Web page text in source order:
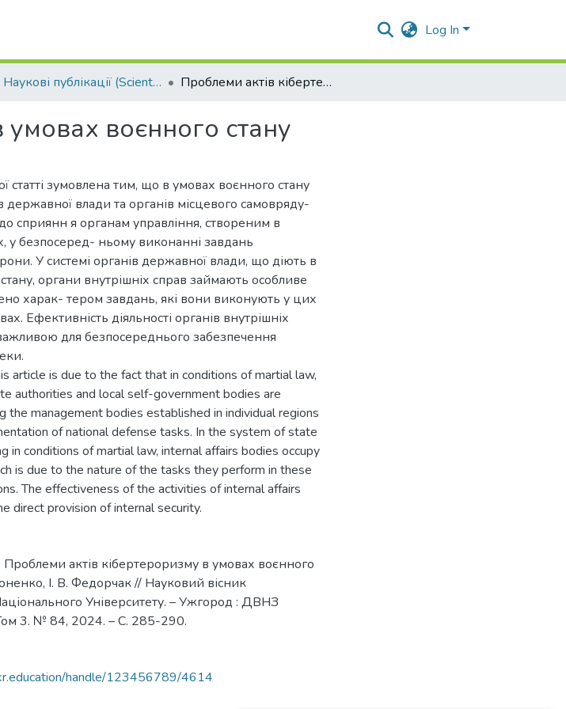
Log In
Наукові публікації (Scientific publications) Проблеми актів кібертероризму в умовах воєнного стану
умовах воєнного стану
статті зумовлена тим, що в умовах воєнного стану
державної влади та органів місцевого самовряду-
сприянн я органам управління, створеним в
у безпосеред- ньому виконанні завдань
У системі органів державної влади, що діють в
органи внутрішніх справ займають особливе
харак- тером завдань, які вони виконують у цих
Ефективність діяльності органів внутрішніх
для безпосереднього забезпечення
article is due to the fact that in conditions of martial law,
authorities and local self-government bodies are
the management bodies established in individual regions
of national defense tasks. In the system of state
in conditions of martial law, internal affairs bodies occupy
is due to the nature of the tasks they perform in these
The effectiveness of the activities of internal affairs
direct provision of internal security.
актів кібертероризму в умовах воєнного
І. В. Федорчак // Науковий вісник
Університету. – Ужгород : ДВНЗ
3. № 84, 2024. – С. 285-290.
handle/123456789/4614